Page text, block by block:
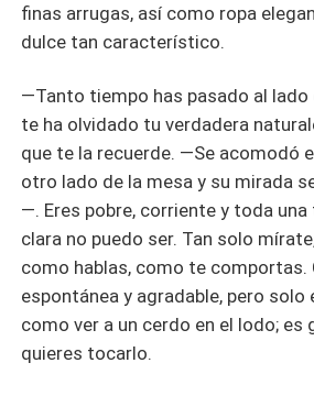
finas arrugas, así como ropa
dulce tan característico.
—Tanto tiempo has pasado al lado
te ha olvidado tu verdadera
que te la recuerde. —Se acomodó
otro lado de la mesa y su mirada
—. Eres pobre, corriente y toda
clara no puedo ser. Tan solo
como hablas, como te comportas.
espontánea y agradable, pero solo
como ver a un cerdo en el lodo; es
quieres tocarlo.